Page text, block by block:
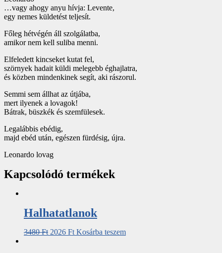
…vagy ahogy anyu hívja: Levente,
egy nemes küldetést teljesít.
Főleg hétvégén áll szolgálatba,
amikor nem kell suliba menni.
Elfeledett kincseket kutat fel,
szörnyek hadait küldi melegebb éghajlatra,
és közben mindenkinek segít, aki rászorul.
Semmi sem állhat az útjába,
mert ilyenek a lovagok!
Bátrak, büszkék és szemfülesek.
Legalábbis ebédig,
majd ebéd után, egészen fürdésig, újra.
Leonardo lovag
Kapcsolódó termékek
Halhatatlanok
3480Ft 2026 Ft Kosárba teszem